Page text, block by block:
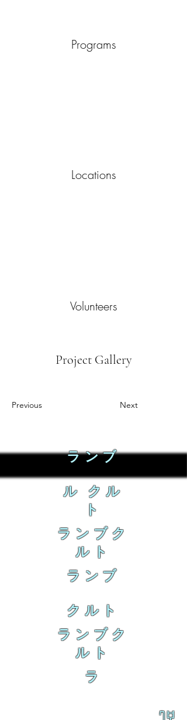
Programs
Locations
Volunteers
Project Gallery
Previous Next
ランブ
ル クル
ト
ランブク
ルト
ランブ
クルト
ランブク
ルト
ラ